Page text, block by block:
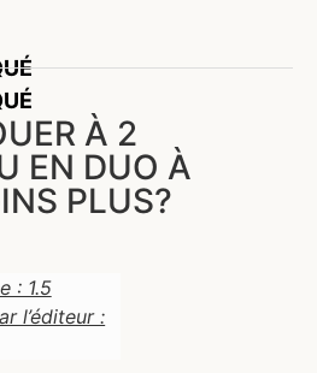
À 2
EN DUO À
PLUS?
: 1.5
l’éditeur :